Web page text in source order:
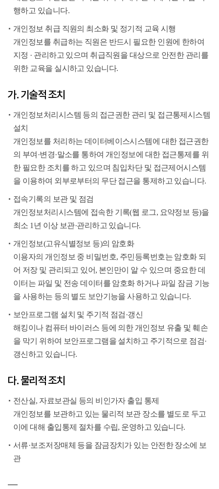
행하고 있습니다.
개인정보 취급 직원의 최소화 및 정기적 교육 시행
개인정보를 취급하는 직원은 반드시 필요한 인원에 한하여
지정 · 관리하고 있으며 취급직원을 대상으로 안전한 관리를
위한 교육을 실시하고 있습니다.
가. 기술적 조치
개인정보처리시스템 등의 접근권한 관리 및 접근통제시스템
설치
개인정보를 처리하는 데이터베이스시스템에 대한 접근권한
의 부여·변경·말소를 통하여 개인정보에 대한 접근통제를 위
한 필요한 조치를 하고 있으며 침입차단 및 접근제어시스템
을 이용하여 외부로부터의 무단 접근을 통제하고 있습니다.
접속기록의 보관 및 점검
개인정보처리시스템에 접속한 기록(웹 로그, 요약정보 등)을
최소 1년 이상 보관·관리하고 있습니다.
개인정보(고유식별정보 등)의 암호화
이용자의 개인정보 중 비밀번호, 주민등록번호는 암호화 되
어 저장 및 관리되고 있어, 본인만이 알 수 있으며 중요한 데
이터는 파일 및 전송 데이터를 암호화 하거나 파일 잠금 기능
을 사용하는 등의 별도 보안기능을 사용하고 있습니다.
보안프로그램 설치 및 주기적 점검·갱신
해킹이나 컴퓨터 바이러스 등에 의한 개인정보 유출 및 훼손
을 막기 위하여 보안프로그램을 설치하고 주기적으로 점검·
갱신하고 있습니다.
다. 물리적 조치
전산실, 자료보관실 등의 비인가자 출입 통제
개인정보를 보관하고 있는 물리적 보관 장소를 별도로 두고
이에 대해 출입통제 절차를 수립, 운영하고 있습니다.
서류·보조저장매체 등을 잠금장치가 있는 안전한 장소에 보
관